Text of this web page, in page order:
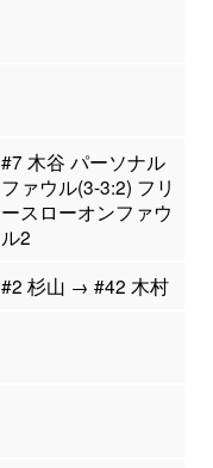
#7 木谷 パーソナル
ファウル(3-3:2) フリ
ースローオンファウ
ル2
#2 杉山 → #42 木村